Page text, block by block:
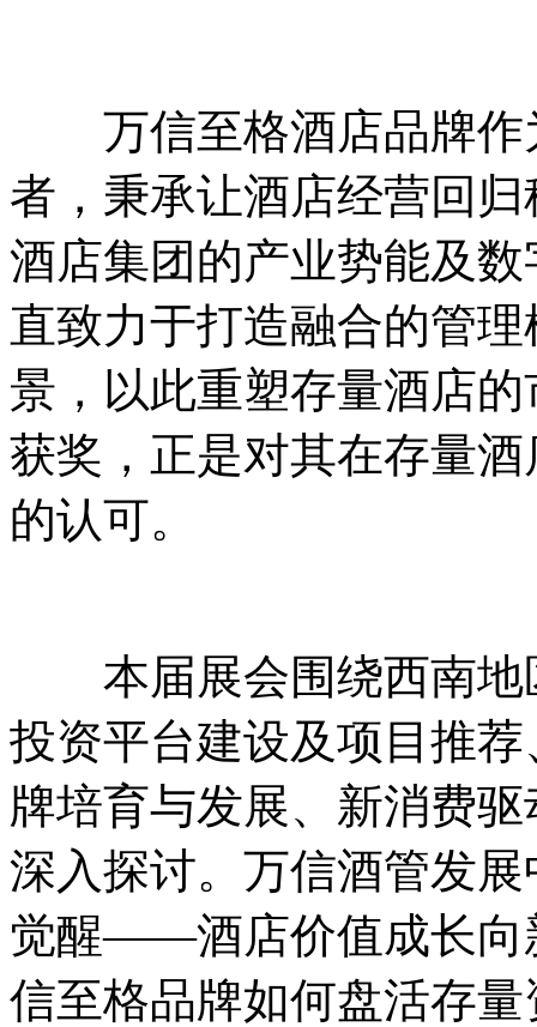
万信至格酒店品牌作
者，秉承让酒店经营回
酒店集团的产业势能及
直致力于打造融合的管
景，以此重塑存量酒店
获奖，正是对其在存量
的认可。
本届展会围绕西南地
投资平台建设及项目推
牌培育与发展、新消费
深入探讨。万信酒管发
觉醒——酒店价值成长向
信至格品牌如何盘活存